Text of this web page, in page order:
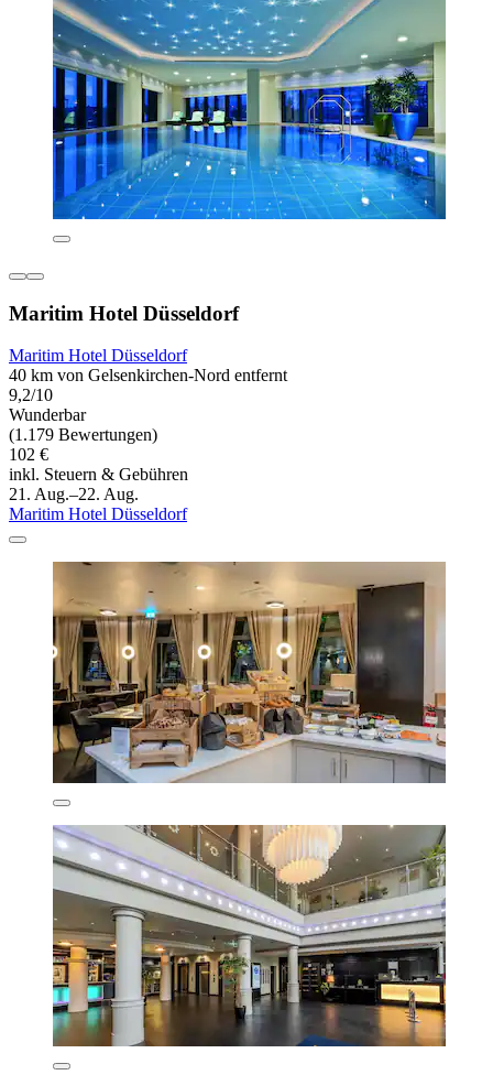
Maritim Hotel Düsseldorf
Maritim Hotel Düsseldorf
40 km von Gelsenkirchen-Nord entfernt
9,2/10
Wunderbar
(1.179 Bewertungen)
102 €
inkl. Steuern & Gebühren
21. Aug.–22. Aug.
Maritim Hotel Düsseldorf